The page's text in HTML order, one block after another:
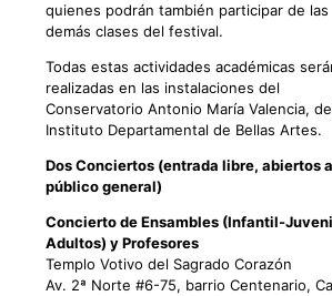
quienes podrán también participar de las
demás clases del festival.
Todas estas actividades académicas
realizadas en las instalaciones del
Conservatorio Antonio María Valencia,
Instituto Departamental de Bellas Artes.
Dos Conciertos (entrada libre, abiertos a
público general)
Concierto de Ensambles (Infantil-
Adultos) y Profesores
Templo Votivo del Sagrado Corazón
Av. 2ª Norte #6-75, barrio Centenario,